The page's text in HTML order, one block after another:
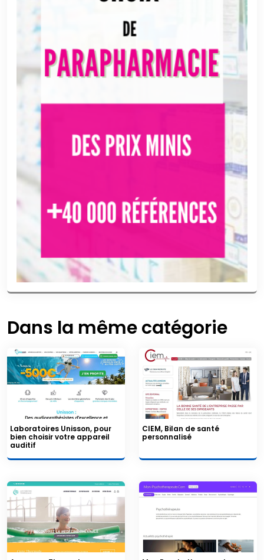
Dans la même catégorie
Laboratoires Unisson, pour
bien choisir votre appareil
auditif
CIEM, Bilan de santé
personnalisé